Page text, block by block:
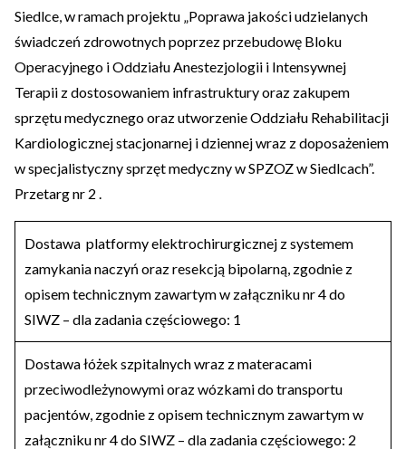
Siedlce, w ramach projektu „Poprawa jakości udzielanych
świadczeń zdrowotnych poprzez przebudowę Bloku
Operacyjnego i Oddziału Anestezjologii i Intensywnej
Terapii z dostosowaniem infrastruktury oraz zakupem
sprzętu medycznego oraz utworzenie Oddziału Rehabilitacji
Kardiologicznej stacjonarnej i dziennej wraz z doposażeniem
w specjalistyczny sprzęt medyczny w SPZOZ w Siedlcach”.
Przetarg nr 2 .
Dostawa platformy elektrochirurgicznej z systemem
zamykania naczyń oraz resekcją bipolarną, zgodnie z
opisem technicznym zawartym w załączniku nr 4 do
SIWZ – dla zadania częściowego: 1
Dostawa łóżek szpitalnych wraz z materacami
przeciwodleżynowymi oraz wózkami do transportu
pacjentów, zgodnie z opisem technicznym zawartym w
załączniku nr 4 do SIWZ – dla zadania częściowego: 2